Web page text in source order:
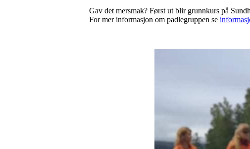
Gav det mersmak? Først ut blir grunnkurs på
For mer informasjon om padlegruppen se